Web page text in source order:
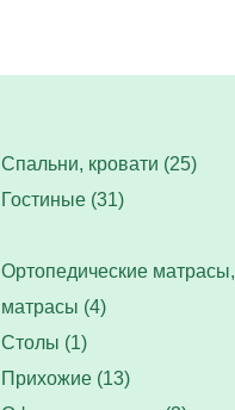
Спальни, кровати (25)
Гостиные (31)
Ортопедические матрасы,
матрасы (4)
Столы (1)
Прихожие (13)